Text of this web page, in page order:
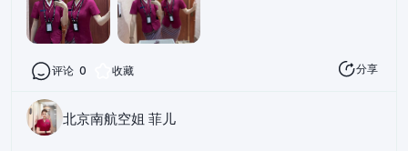
评论 0 收藏 分享
北京南航空姐 菲儿